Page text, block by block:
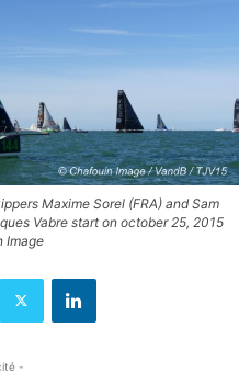
Maxime Sorel (FRA) and Sam
Vabre start on october 25, 2015
Image
-